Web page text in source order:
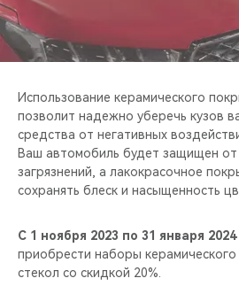
CHERY И СПОРТ
НАШИ МЕРОПРИЯТИЯ
ВИДЕООБЗОРЫ
CHERY ДЛЯ ДЕТЕЙ
Использование керамического
позволит надежно уберечь кузов
средства от негативных
Ваш автомобиль будет защищен
загрязнений, а лакокрасочное
сохранять блеск и насыщенность
С 1 ноября 2023 по 31 января 2024
приобрести наборы
стекол со скидкой 20%.